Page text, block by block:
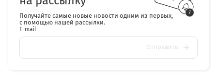
Получайте самые новые новости одним из первых,
с помощью нашей рассылки.
E-mail
Отправить